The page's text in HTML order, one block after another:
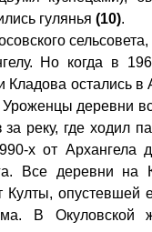
гулянья (10).
Но когда в
Кладова остались в
Уроженцы деревни
реку, где ходил
х от Архангела
Все деревни на
Култы, опустевшей
В Окуловской